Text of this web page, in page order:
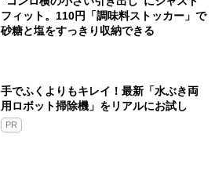
フィット。110円「調味料ストッカー」で
砂糖と塩をすっきり収納できる
手でふくよりもキレイ！最新「水ぶき両
用ロボット掃除機」をリアルにお試し
PR